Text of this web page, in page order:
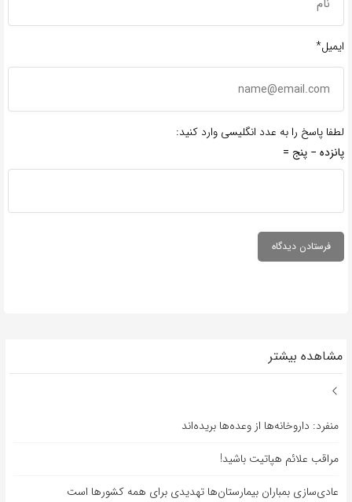
ایمیل*
لطفا پاسخ را به عدد انگلیسی وارد کنید:
پانزده − پنج =
مشاهده بیشتر
منفرد: داروخانه‌ها از وعده‌ها بریده‌اند
مراقب علائم هپاتیت باشید!
عادی‌سازی بمباران بیمارستان‌ها تهدیدی برای همه کشورها است